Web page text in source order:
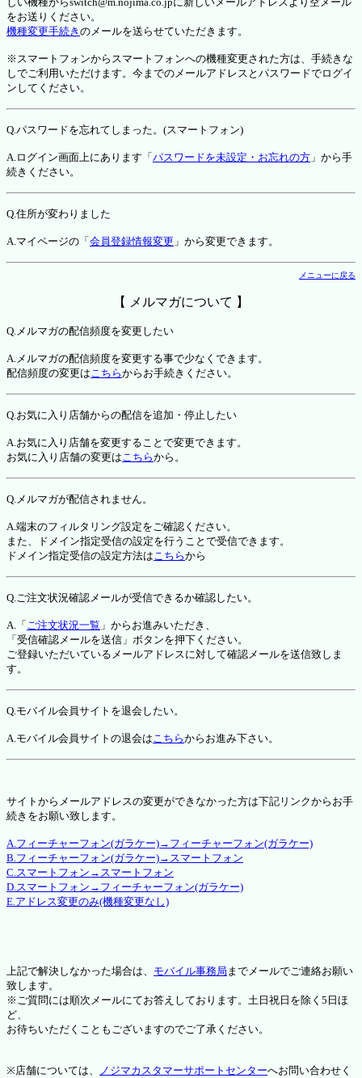
をお送りください。
機種変更手続き のメールを送らせていただきます。
※スマートフォンからスマートフォンへの機種変更された方は、手続きな
しでご利用いただけます。今までのメールアドレスとパスワードでログイ
ンしてください。
Q.パスワードを忘れてしまった。(スマートフォン)
A.ログイン画面上にあります「 パスワードを未設定・お忘れの方 」から手
続きください。
Q.住所が変わりました
A.マイページの「 会員登録情報変更 」から変更できます。
メニューに戻る
【 メルマガについて 】
Q.メルマガの配信頻度を変更したい
A.メルマガの配信頻度を変更する事で少なくできます。
配信頻度の変更はこちらからお手続きください。
Q.お気に入り店舗からの配信を追加・停止したい
A.お気に入り店舗を変更することで変更できます。
お気に入り店舗の変更はこちらから。
Q.メルマガが配信されません。
A.端末のフィルタリング設定をご確認ください。
また、ドメイン指定受信の設定を行うことで受信できます。
ドメイン指定受信の設定方法はこちらから
Q.ご注文状況確認メールが受信できるか確認したい。
A.「 ご注文状況一覧 」からお進みいただき、
「受信確認メールを送信」ボタンを押下ください。
ご登録いただいているメールアドレスに対して確認メールを送信致しま
す。
Q.モバイル会員サイトを退会したい。
A.モバイル会員サイトの退会はこちらからお進み下さい。
サイトからメールアドレスの変更ができなかった方は下記リンクからお手
続きをお願い致します。
A.フィーチャーフォン(ガラケー)→フィーチャーフォン(ガラケー)
B.フィーチャーフォン(ガラケー)→スマートフォン
C.スマートフォン→スマートフォン
D.スマートフォン→フィーチャーフォン(ガラケー)
E.アドレス変更のみ(機種変更なし)
上記で解決しなかった場合は、 モバイル事務局 までメールでご連絡お願い
致します。
※ご質問には順次メールにてお答えしております。土日祝日を除く5日ほ
ど、
お待ちいただくこともございますのでご了承ください。
※店舗については、 ノジマカスタマーサポートセンターへお問い合わせく